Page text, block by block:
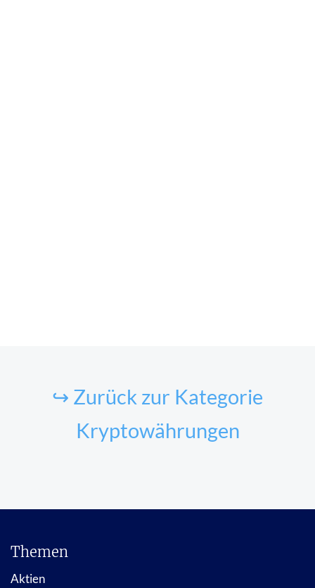
↪ Zurück zur Kategorie
Kryptowährungen
Themen
Aktien